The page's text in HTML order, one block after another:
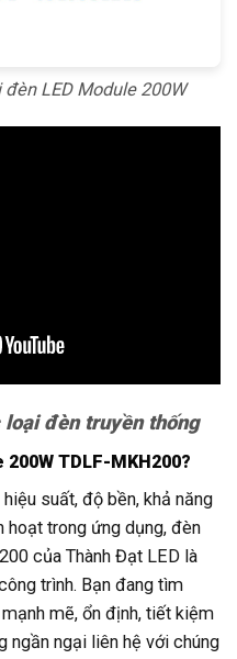
LED Module 200W
loại đèn truyền thống
TDLF-MKH200?
suất, độ bền, khả năng
hoạt trong ứng dụng, đèn
của Thành Đạt LED là
trình. Bạn đang tìm
mẽ, ổn định, tiết kiệm
ngần ngại liên hệ với chúng